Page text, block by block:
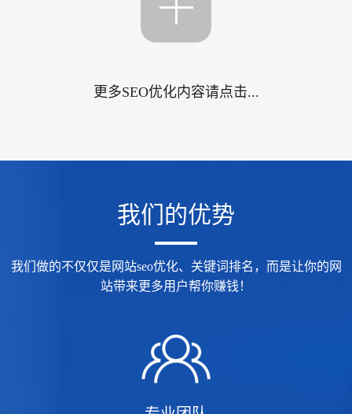
更多SEO优化内容请点击...
我们的优势
我们做的不仅仅是网站seo优化、关键词排名，而是让你的网
站带来更多用户帮你赚钱！